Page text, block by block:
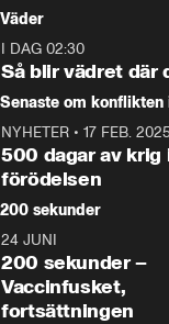
tonårsutvisningarna och
Moderaterna ska locka
väljare till valet i höst.
Väder
I DAG 02:30
Så blir vädret där
Senaste om
NYHETER • 17 FEB. 2025
500 dagar av krig
förödelsen
200 sekunder
24 JUNI
200 sekunder –
Vaccinfusket,
fortsättningen